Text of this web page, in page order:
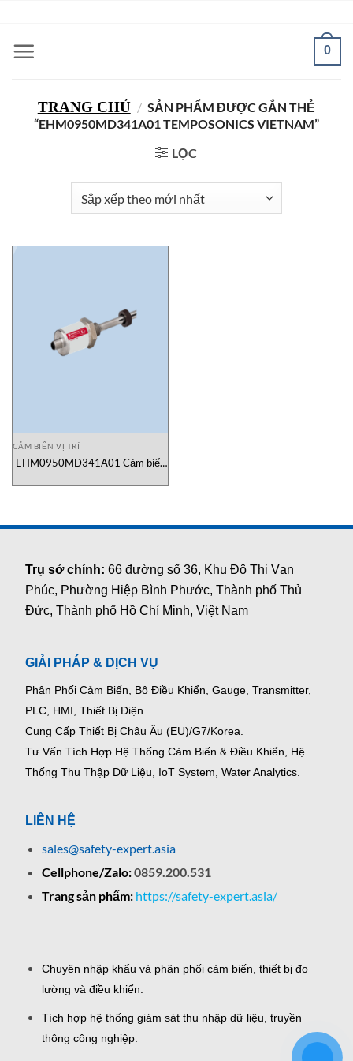
nội
0
TRANG CHỦ / SẢN PHẨM ĐƯỢC GẮN THẺ
“EHM0950MD341A01 TEMPOSONICS VIETNAM”
LỌC
CẢM BIẾN VỊ TRÍ
EHM0950MD341A01 Cảm biến
Trụ sở chính:66 đường số 36, Khu Đô Thị Vạn
Phúc, Phường Hiệp Bình Phước, Thành phố Thủ
Đức, Thành phố Hồ Chí Minh, Việt Nam
GIẢI PHÁP & DỊCH VỤ
Phân Phối Cảm Biến, Bộ Điều Khiển, Gauge, Transmitter,
PLC, HMI, Thiết Bị Điện.
Cung Cấp Thiết Bị Châu Âu (EU)/G7/Korea.
Tư Vấn Tích Hợp Hệ Thống Cảm Biến & Điều Khiển, Hệ
Thống Thu Thập Dữ Liệu, IoT System, Water Analytics.
LIÊN HỆ
sales@safety-expert.asia
Cellphone/Zalo:0859.200.531
Trang sản phẩm: https://safety-expert.asia/
Chuyên nhập khẩu và phân phối cảm biến, thiết bị đo
lường và điều khiển.
Tích hợp hệ thống giám sát thu nhập dữ liệu, truyền
thông công nghiệp.